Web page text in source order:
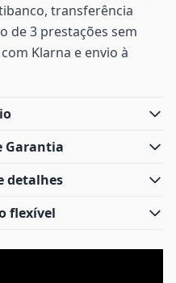
transferência
de 3 prestações sem
Klarna e envio à
Garantia
detalhes
flexível